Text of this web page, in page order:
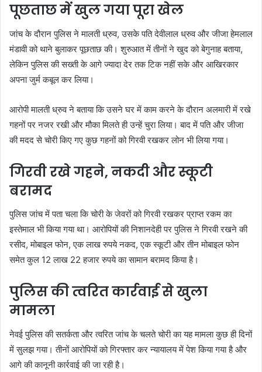
पूछताछ में खुल गया पूरा खेल
जांच के दौरान पुलिस ने मालती ध्रुव, उसके पति देवीलाल ध्रुव और जीजा हेमलाल
मंडावी को थाने बुलाकर पूछताछ की। शुरुआत में तीनों ने खुद को बेगुनाह बताया,
लेकिन पुलिस की सख्ती के आगे ज्यादा देर तक टिक नहीं सके और आखिरकार
अपना जुर्म कबूल कर लिया।
आरोपी मालती ध्रुव ने बताया कि उसने घर में काम करने के दौरान अलमारी में रखे
गहनों पर नजर रखी और मौका मिलते ही उन्हें चुरा लिया। बाद में पति और जीजा
की मदद से चोरी किए गए कुछ गहनों को गिरवी रखकर लोन भी लिया गया।
गिरवी रखे गहने, नकदी और स्कूटी
बरामद
पुलिस जांच में पता चला कि चोरी के जेवरों को गिरवी रखकर प्राप्त रकम का
इस्तेमाल भी किया गया था। आरोपियों की निशानदेही पर पुलिस ने गिरवी रखने की
रसीद, मोबाइल फोन, एक लाख रुपये नकद, एक स्कूटी और तीन मोबाइल फोन
समेत कुल 12 लाख 22 हजार रुपये का सामान बरामद किया है।
पुलिस की त्वरित कार्रवाई से खुला
मामला
नेवई पुलिस की सतर्कता और त्वरित जांच के चलते चोरी का यह मामला कुछ ही दिनों
में सुलझ गया। तीनों आरोपियों को गिरफ्तार कर न्यायालय में पेश किया गया है और
आगे की कानूनी कार्रवाई की जा रही है।